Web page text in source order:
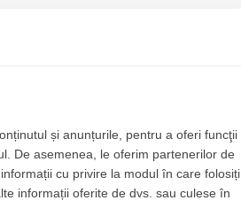
și anunțurile, pentru a oferi funcţii
De asemenea, le oferim partenerilor de
cu privire la modul în care folosiți
informații oferite de dvs. sau culese în